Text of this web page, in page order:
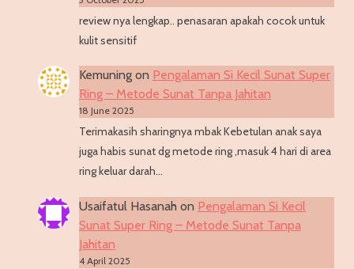
review nya lengkap.. penasaran apakah cocok untuk
kulit sensitif
Kemuning on Pengalaman Si Kecil Sunat Super
Ring – Metode Sunat Tanpa Jahitan
18 June 2025
Terimakasih sharingnya mbak Kebetulan anak saya
juga habis sunat dg metode ring ,masuk 4 hari di area
ring keluar darah…
Usaifatul Hasanah on Pengalaman Si Kecil
Sunat Super Ring – Metode Sunat Tanpa
Jahitan
4 April 2025